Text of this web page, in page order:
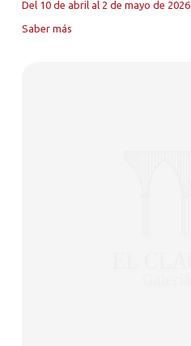
Del 10 de abril al 2 de mayo de 2026
Saber más